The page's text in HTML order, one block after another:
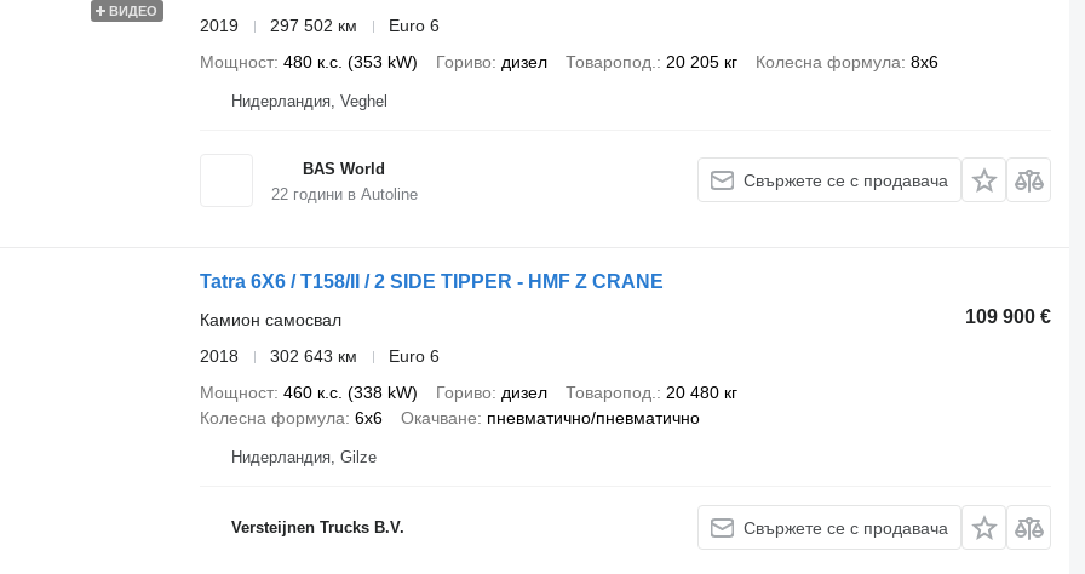
ВИДЕО
2019
297 502 км
Euro 6
Мощност 480 к.с. (353 kW) Гориво дизел Товаропод. 20 205 кг Колесна формула 8x6
Нидерландия, Veghel
BAS World
22години в Autoline
Свържете се с продавача
Tatra 6X6 / T158/II / 2 SIDE TIPPER - HMF Z CRANE
109 900 €
Камион самосвал
2018
302 643 км
Euro 6
Мощност 460 к.с. (338 kW) Гориво дизел Товаропод.
20 480 кг
Колесна формула 6x6 Окачване пневматично/пневматично
Нидерландия, Gilze
Versteijnen Trucks B.V. Свържете се с продавача